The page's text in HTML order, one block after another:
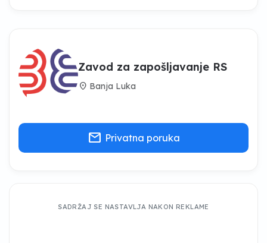
Zavod za zapošljavanje RS
location_on Banja Luka
mail Privatna poruka
SADRŽAJ SE NASTAVLJA NAKON REKLAME